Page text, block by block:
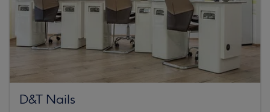
D&T Nails